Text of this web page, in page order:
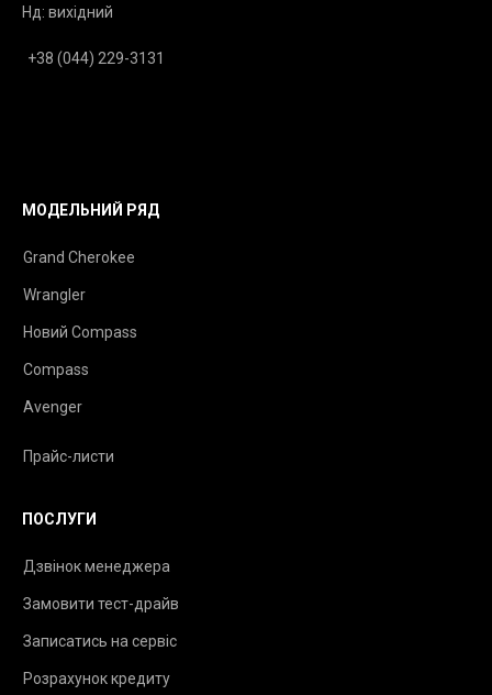
Нд: вихідний
+38 (044) 229-3131
МОДЕЛЬНИЙ РЯД
Grand Cherokee
Wrangler
Новий Compass
Compass
Avenger
Прайс-листи
ПОСЛУГИ
Дзвінок менеджера
Замовити тест-драйв
Записатись на сервіс
Розрахунок кредиту